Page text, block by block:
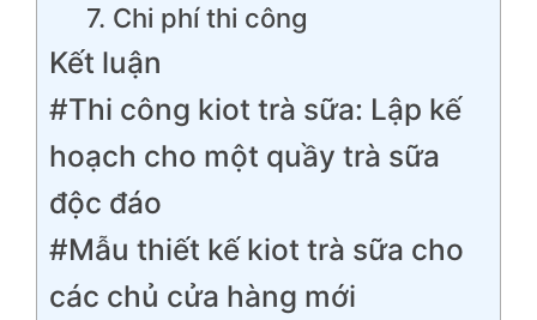
7. Chi phí thi công
Kết luận
#Thi công kiot trà sữa: Lập kế
hoạch cho một quầy trà sữa
độc đáo
#Mẫu thiết kế kiot trà sữa cho
các chủ cửa hàng mới